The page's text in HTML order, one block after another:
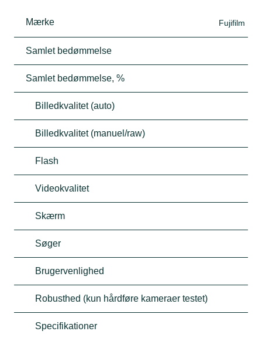
Mærke Fujifilm
Samlet bedømmelse
Samlet bedømmelse, %
Billedkvalitet (auto)
Billedkvalitet (manuel/raw)
Flash
Videokvalitet
Skærm
Søger
Brugervenlighed
Robusthed (kun hårdføre kameraer testet)
Specifikationer